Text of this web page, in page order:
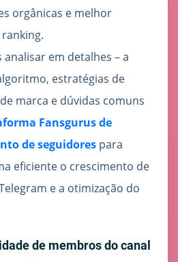
orgânicas e melhor
em detalhes – a
estratégias de
marca e dúvidas comuns
Fansgurus de
de seguidores para
eficiente o crescimento de
e a otimização do
de membros do canal